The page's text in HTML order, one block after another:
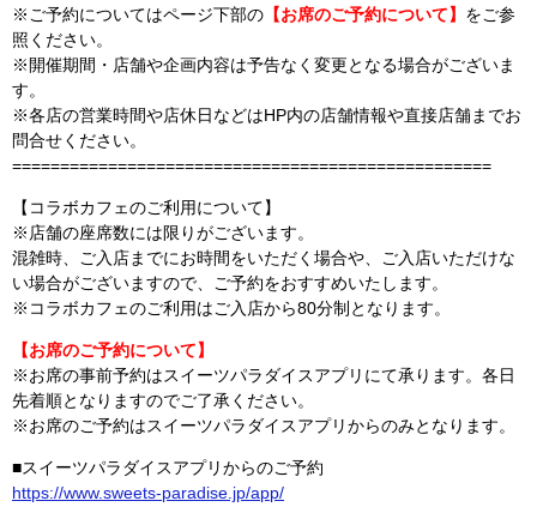
※ご予約についてはページ下部の 【お席のご予約について】 をご参
照ください。
※開催期間・店舗や企画内容は予告なく変更となる場合がございま
す。
※各店の営業時間や店休日などはHP内の店舗情報や直接店舗までお
問合せください。
==================================================
【コラボカフェのご利用について】
※店舗の座席数には限りがございます。
混雑時、ご入店までにお時間をいただく場合や、ご入店いただけな
い場合がございますので、ご予約をおすすめいたします。
※コラボカフェのご利用はご入店から80分制となります。
【お席のご予約について】
※お席の事前予約はスイーツパラダイスアプリにて承ります。各日
先着順となりますのでご了承ください。
※お席のご予約はスイーツパラダイスアプリからのみとなります。
■スイーツパラダイスアプリからのご予約
https://www.sweets-paradise.jp/app/